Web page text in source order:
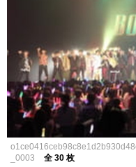
_0003
全 30 枚